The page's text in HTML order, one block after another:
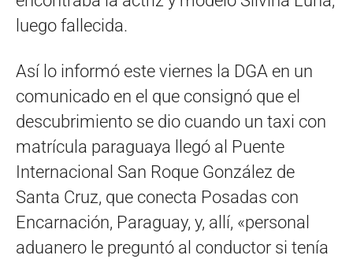
luego fallecida.
Así lo informó este viernes la DGA en un
comunicado en el que consignó que el
descubrimiento se dio cuando un taxi con
matrícula paraguaya llegó al Puente
Internacional San Roque González de
Santa Cruz, que conecta Posadas con
Encarnación, Paraguay, y, allí, «personal
aduanero le preguntó al conductor si tenía